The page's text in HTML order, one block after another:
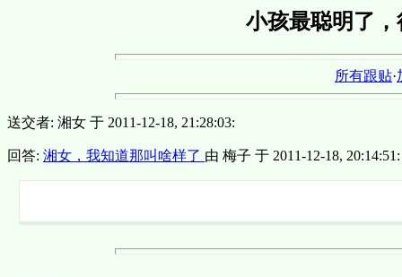
小孩最聪明了
所有跟贴·
送交者: 湘女 于 2011-12-18, 21:28:03:
回答: 湘女，我知道那叫啥样了 由 梅子 于 2011-12-18, 20:14:51: